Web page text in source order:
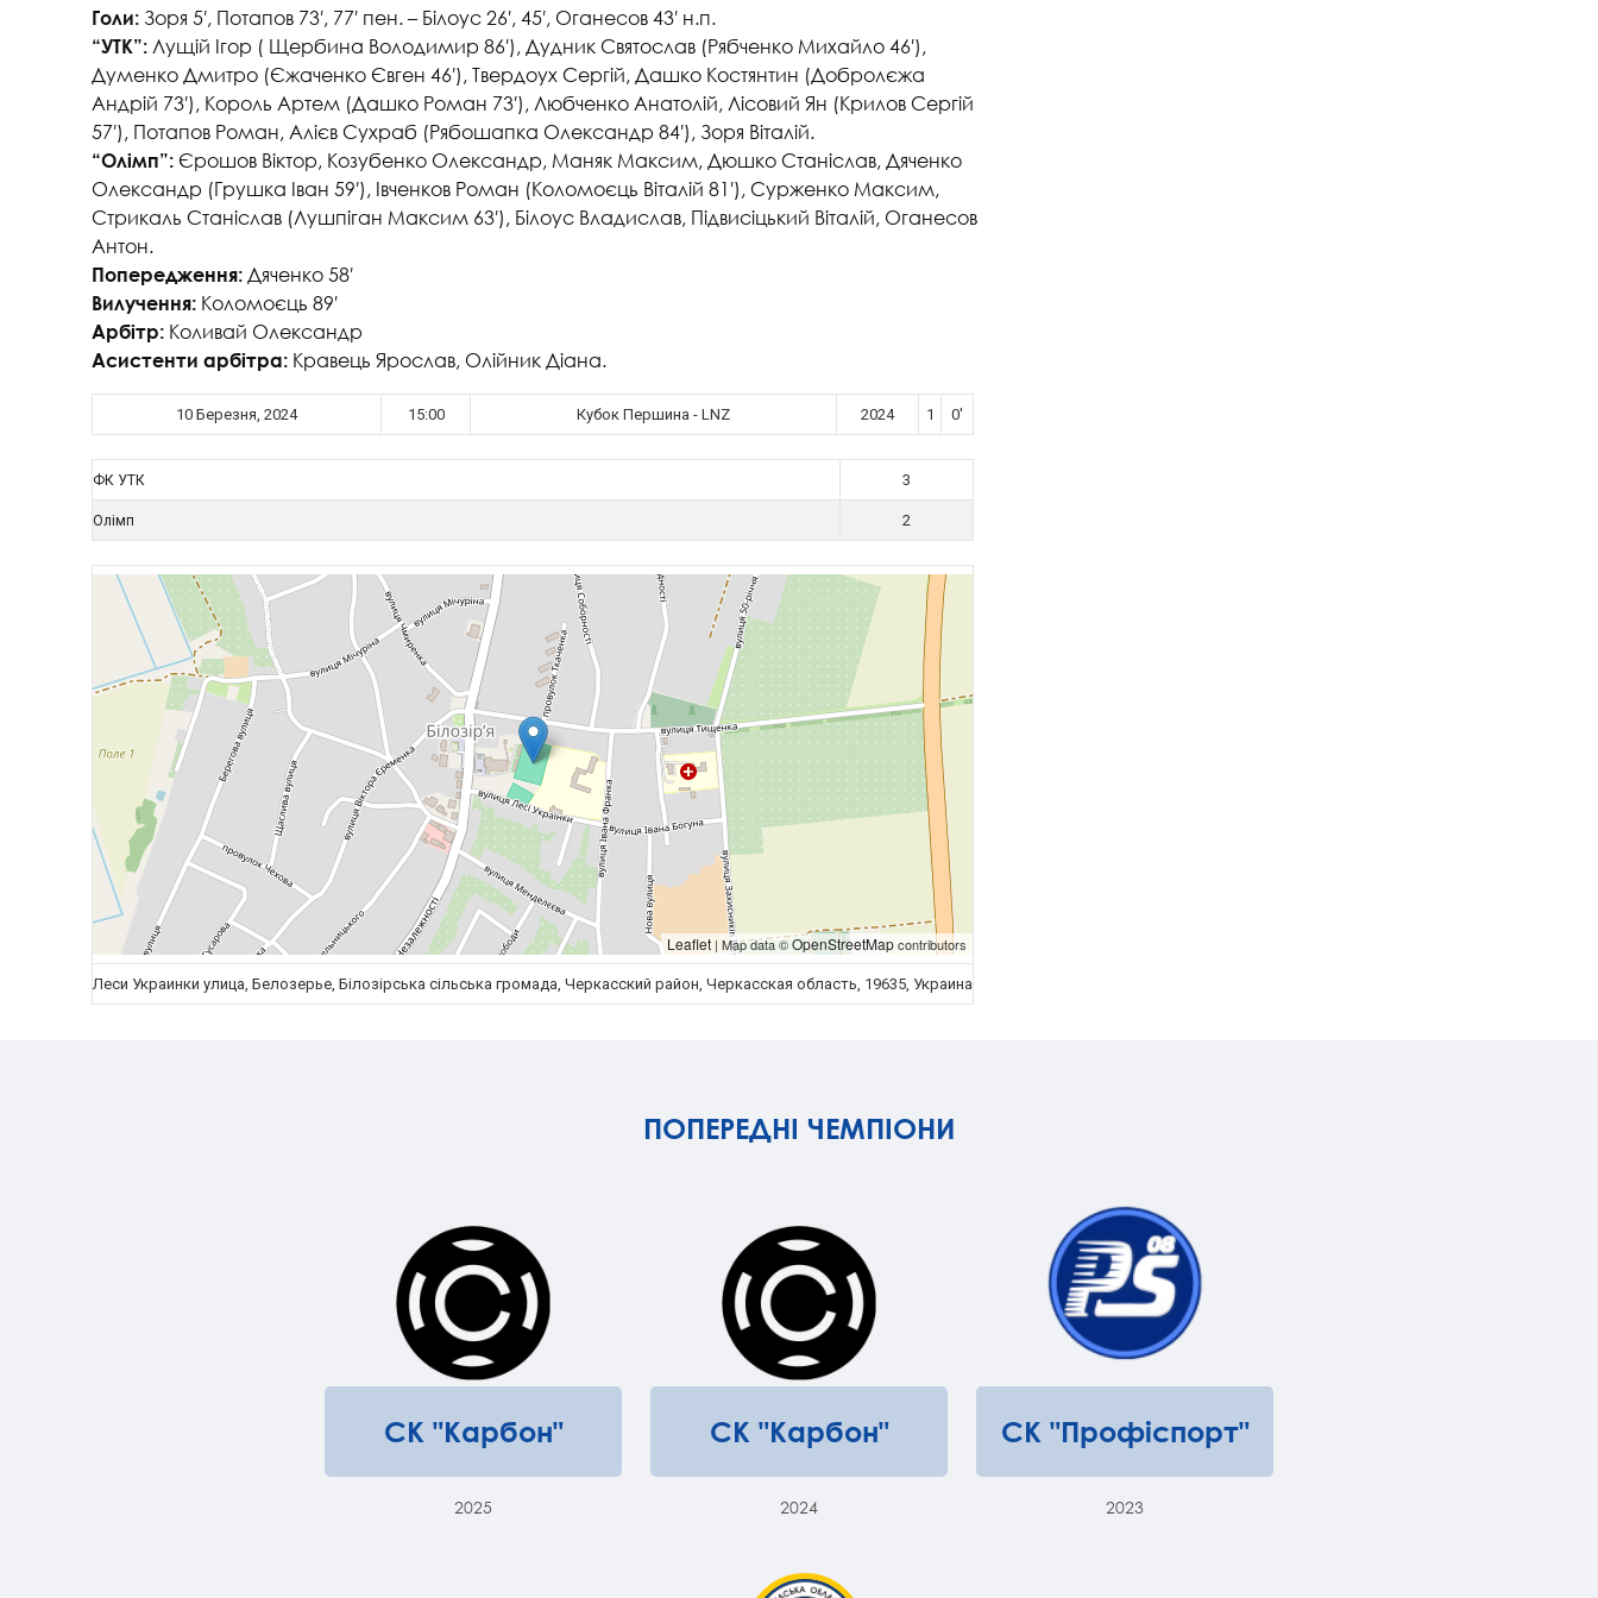
Голи: Зоря 5′, Потапов 73′, 77′ пен. – Білоус 26′, 45′, Оганесов 43′ н.п.
“УТК”: Лущій Ігор ( Щербина Володимир 86′), Дудник Святослав (Рябченко Михайло 46′),
Думенко Дмитро (Єжаченко Євген 46′), Твердоух Сергій, Дашко Костянтин (Добролєжа
Андрій 73′), Король Артем (Дашко Роман 73′), Любченко Анатолій, Лісовий Ян (Крилов Сергій
57′), Потапов Роман, Алієв Сухраб (Рябошапка Олександр 84′), Зоря Віталій.
“Олімп”: Єрошов Віктор, Козубенко Олександр, Маняк Максим, Дюшко Станіслав, Дяченко
Олександр (Грушка Іван 59′), Івченков Роман (Коломоєць Віталій 81′), Сурженко Максим,
Стрикаль Станіслав (Лушпіган Максим 63′), Білоус Владислав, Підвисіцький Віталій, Оганесов
Антон.
Попередження: Дяченко 58′
Вилучення: Коломоєць 89′
Арбітр: Коливай Олександр
Асистенти арбітра: Кравець Ярослав, Олійник Діана.
10 Березня, 2024 15:00 Кубок Першина - LNZ 2024 1 0'
ФК УТК 3
Олімп 2
Leaflet | Map data ©OpenStreetMapcontributors
Леси Украинки улица, Белозерье, Білозірська сільська громада, Черкасский район, Черкасская область, 19635, Украина
ПОПЕРЕДНІ ЧЕМПІОНИ
СК "Карбон"
2025
СК "Карбон"
2024
СК "Профіспорт"
2023